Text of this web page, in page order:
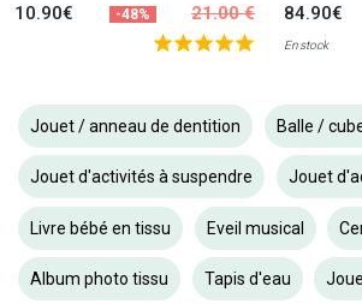
10.90€ -48% 21.00 € 84.90€
En stock
Jouet / anneau de dentition Balle /
Jouet d'activités à suspendre Jouet
Livre bébé en tissu Eveil musical
Album photo tissu Tapis d'eau